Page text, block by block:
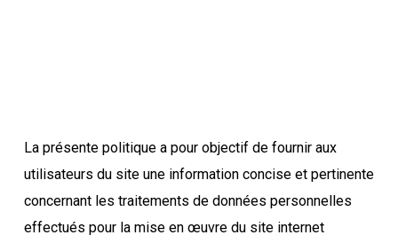
La présente politique a pour objectif de fournir aux
utilisateurs du site une information concise et pertinente
concernant les traitements de données personnelles
effectués pour la mise en œuvre du site internet